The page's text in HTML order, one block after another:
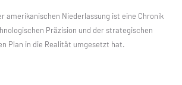
amerikanischen Niederlassung ist eine Chronik
Präzision und der strategischen
Plan in die Realität umgesetzt hat.